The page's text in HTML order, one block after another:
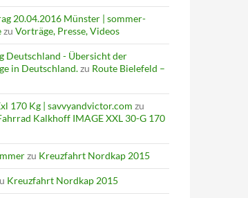
20.04.2016 Münster | sommer-
zu Vorträge, Presse, Videos
Deutschland - Übersicht der
in Deutschland.zu Route Bielefeld –
170 Kg | savvyandvictor.com zu
Kalkhoff IMAGE XXL 30-G 170
zu Kreuzfahrt Nordkap 2015
Kreuzfahrt Nordkap 2015